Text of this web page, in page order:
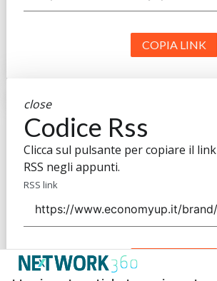
COPIA LINK
close
Codice Rss
Clicca sul pulsante per copiare il link
RSS negli appunti.
RSS link